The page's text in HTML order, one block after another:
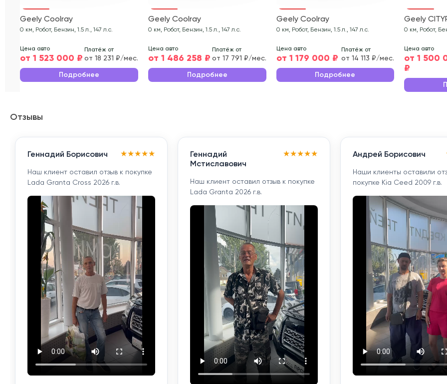
Geely Coolray
0 км, Робот, Бензин, 1.5 л., 147 л.с.
Цена авто
от 1 523 000 ₽
Платёж от
от 18 231 ₽/мес.
Подробнее
Geely Coolray
0 км, Робот, Бензин, 1.5 л., 147 л.с.
Цена авто
от 1 486 258 ₽
Платёж от
от 17 791 ₽/мес.
Подробнее
Geely Coolray
0 км, Робот, Бензин, 1.5 л., 147 л.с.
Цена авто
от 1 179 000 ₽
Платёж от
от 14 113 ₽/мес.
Подробнее
Geely
0 км, Робот,
Цена авто
от 1 500
₽
Отзывы
Геннадий Борисович ★★★★★
Наш клиент оставил отзыв к покупке
Lada Granta Cross 2026 г.в.
Геннадий
Мстиславович
★★★★★
Наш клиент оставил отзыв к покупке
Lada Granta 2026 г.в.
Андрей Борисович
Наши клиенты оставили
покупке Kia Ceed 2009 г.в.